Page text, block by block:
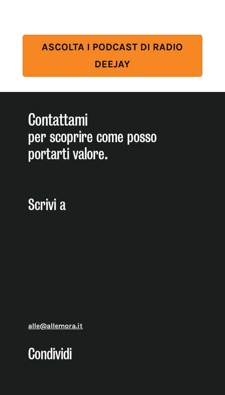
ASCOLTA I PODCAST DI RADIO
DEEJAY
Contattami
per scoprire come posso
portarti valore.
Scrivi a
alle@allemora.it
Condividi